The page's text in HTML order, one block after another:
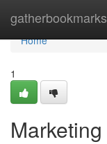
gatherbookmarks
Home
Home
1